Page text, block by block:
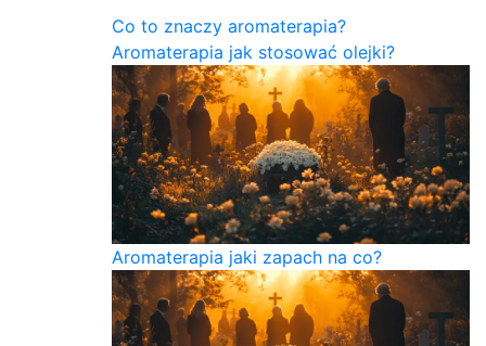
Co to znaczy aromaterapia?
Aromaterapia jak stosować olejki?
Aromaterapia jaki zapach na co?